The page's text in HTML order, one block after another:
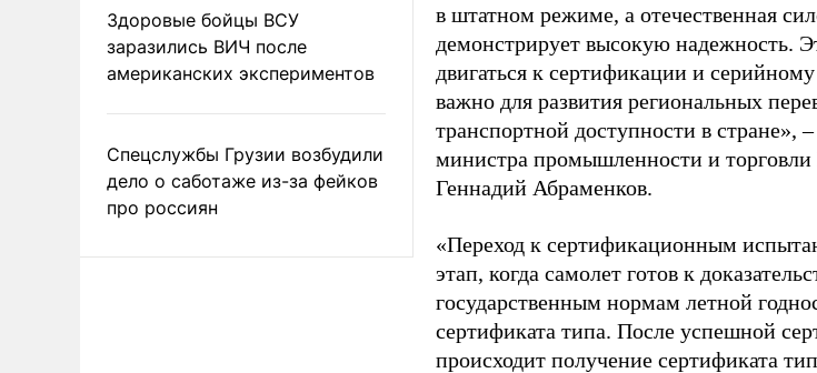
Здоровые бойцы ВСУ
заразились ВИЧ после
американских экспериментов
Спецслужбы Грузии возбудили
дело о саботаже из-за фейков
про россиян
в штатном режиме, а отечественная
демонстрирует высокую надежность.
двигаться к сертификации и
важно для развития региональных
транспортной доступности в стране»,
министра промышленности и
Геннадий Абраменков.
«Переход к сертификационным
этап, когда самолет готов к
государственным нормам летной
сертификата типа. После успешной
происходит получение сертификата